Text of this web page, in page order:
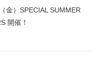
金）SPECIAL SUMMER
開催！